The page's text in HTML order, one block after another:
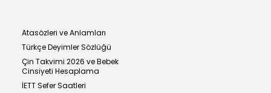
Atasözleri ve Anlamları
Türkçe Deyimler Sözlüğü
Çin Takvimi 2026 ve Bebek
Cinsiyeti Hesaplama
İETT Sefer Saatleri